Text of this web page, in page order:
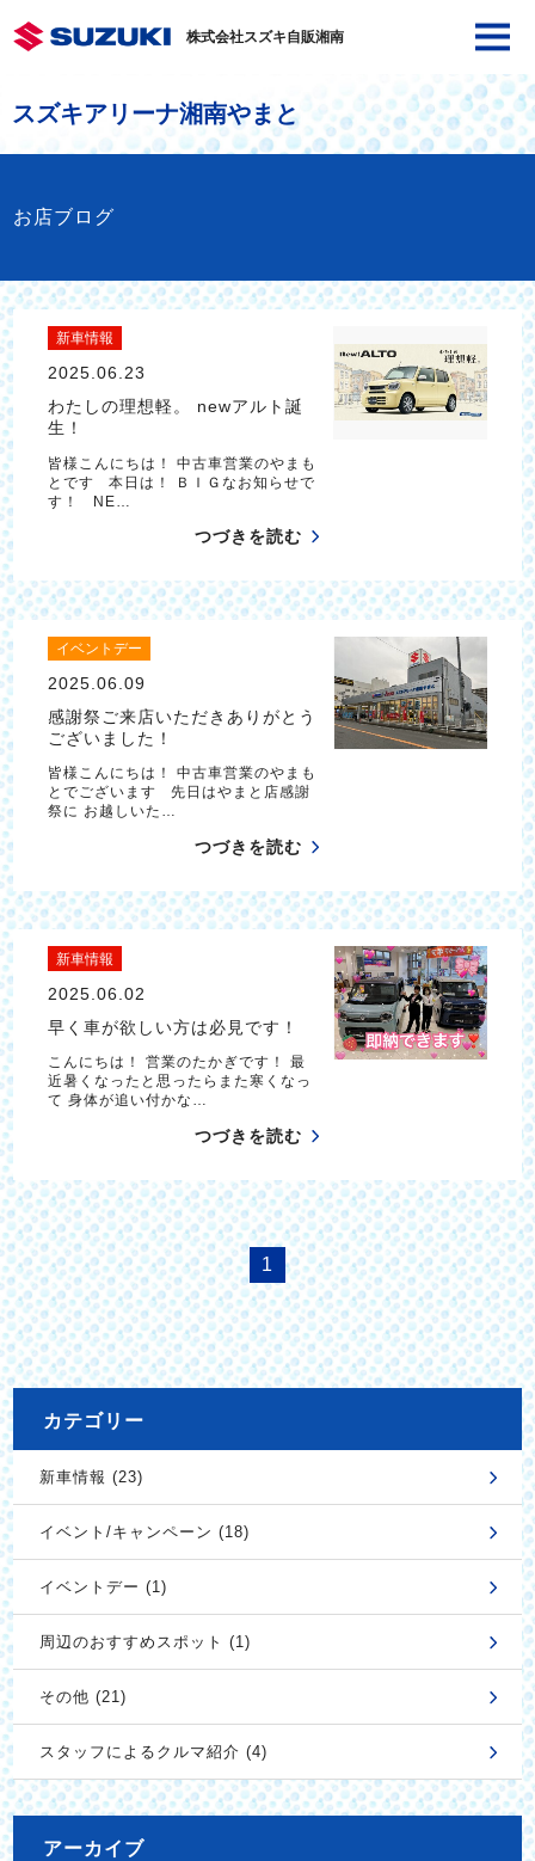
株式会社スズキ自販湘南
スズキアリーナ湘南やまと
お店ブログ
新車情報
2025.06.23
わたしの理想軽。 newアルト誕
生！
皆様こんにちは！ 中古車営業のやまも
とです 本日は！ ＢＩＧなお知らせで
す！ NE…
つづきを読む
イベントデー
2025.06.09
感謝祭ご来店いただきありがとう
ございました！
皆様こんにちは！ 中古車営業のやまも
とでございます 先日はやまと店感謝
祭に お越しいた…
つづきを読む
新車情報
2025.06.02
早く車が欲しい方は必見です！
こんにちは！ 営業のたかぎです！ 最
近暑くなったと思ったらまた寒くなっ
て 身体が追い付かな…
つづきを読む
1
カテゴリー
新車情報 (23)
イベント/キャンペーン (18)
イベントデー (1)
周辺のおすすめスポット (1)
その他 (21)
スタッフによるクルマ紹介 (4)
アーカイブ